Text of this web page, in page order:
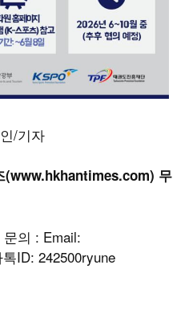
/기자
무
의 : Email:
ID: 242500ryune